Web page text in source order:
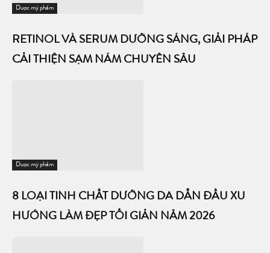
Dược mỹ phẩm
RETINOL VÀ SERUM DƯỠNG SÁNG, GIẢI PHÁP
CẢI THIỆN SẠM NÁM CHUYÊN SÂU
Dược mỹ phẩm
8 LOẠI TINH CHẤT DƯỠNG DA DẪN ĐẦU XU
HƯỚNG LÀM ĐẸP TỐI GIẢN NĂM 2026